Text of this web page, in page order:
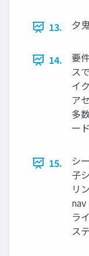
13. ⼣
14.
要
ス
イ
ア
多
ー
15.
シ
⼦
リ
nav
ラ
ス